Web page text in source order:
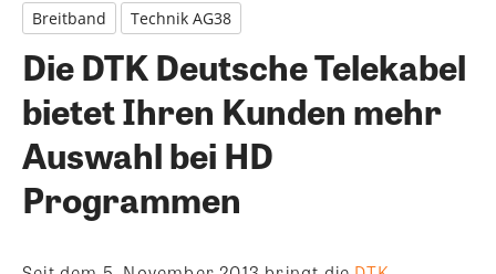
Breitband Technik AG38
Die DTK Deutsche Telekabel
bietet Ihren Kunden mehr
Auswahl bei HD
Programmen